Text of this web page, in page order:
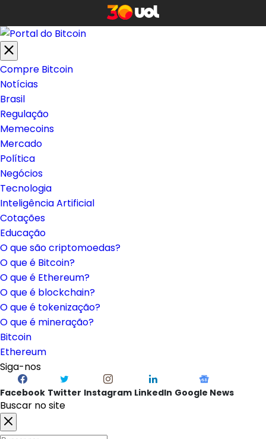
Compre Bitcoin
Notícias
Brasil
Regulação
Memecoins
Mercado
Política
Negócios
Tecnologia
Inteligência Artificial
Cotações
Educação
O que são criptomoedas?
O que é Bitcoin?
O que é Ethereum?
O que é blockchain?
O que é tokenização?
O que é mineração?
Bitcoin
Ethereum
Siga-nos
Facebook Twitter Instagram LinkedIn Google News
Buscar no site